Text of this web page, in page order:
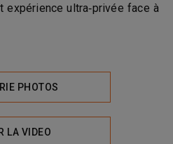
ultra‑privée face à
PHOTOS
LA VIDEO